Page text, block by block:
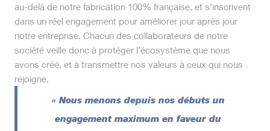
au-delà de notre fabrication 100% française, et s’inscrivent
dans un réel engagement pour améliorer jour après jour
notre entreprise. Chacun des collaborateurs de notre
société veille donc à protéger l’écosystème que nous
avons créé, et à transmettre nos valeurs à ceux qui nous
rejoigne.
« Nous menons depuis nos débuts un
engagement maximum en faveur du